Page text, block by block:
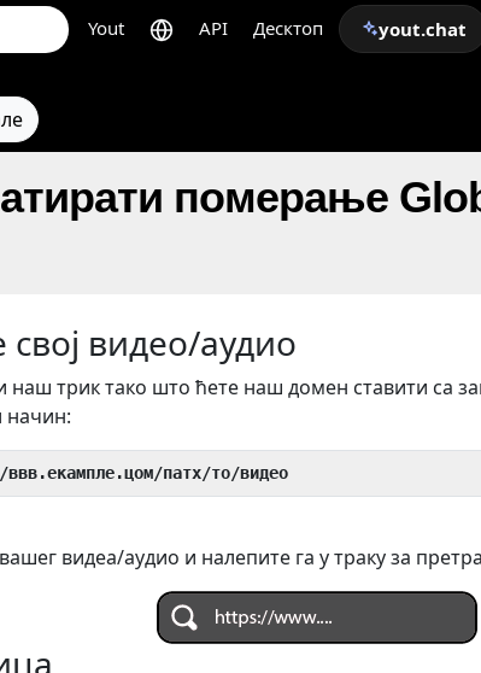
Yout API Десктоп yout.chat
померање
видео/аудио
трик тако што ћете наш домен ставити са
начин:
патх/то/видео
видеа/аудио и налепите га у траку за